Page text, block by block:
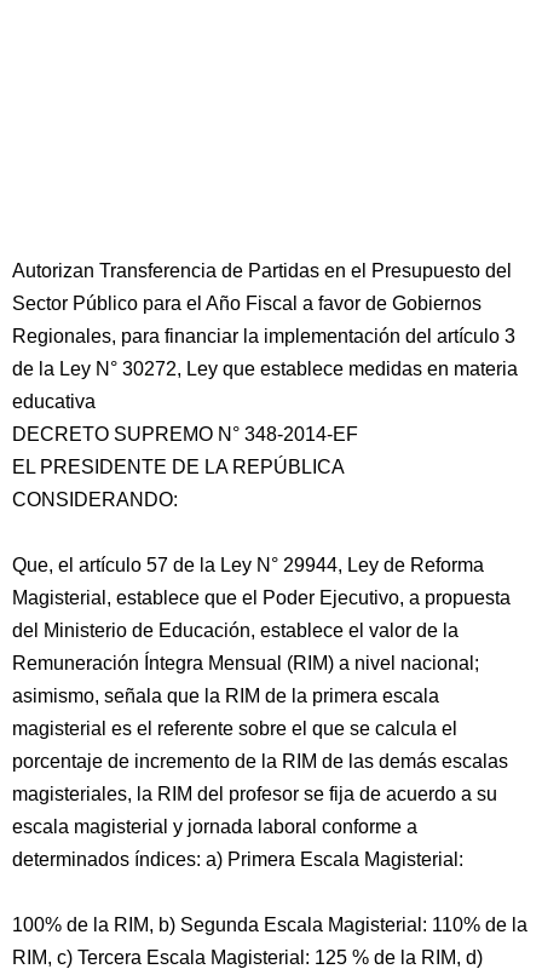
Autorizan Transferencia de Partidas en el Presupuesto del
Sector Público para el Año Fiscal a favor de Gobiernos
Regionales, para financiar la implementación del artículo 3
de la Ley N° 30272, Ley que establece medidas en materia
educativa
DECRETO SUPREMO N° 348-2014-EF
EL PRESIDENTE DE LA REPÚBLICA
CONSIDERANDO:
Que, el artículo 57 de la Ley N° 29944, Ley de Reforma
Magisterial, establece que el Poder Ejecutivo, a propuesta
del Ministerio de Educación, establece el valor de la
Remuneración Íntegra Mensual (RIM) a nivel nacional;
asimismo, señala que la RIM de la primera escala
magisterial es el referente sobre el que se calcula el
porcentaje de incremento de la RIM de las demás escalas
magisteriales, la RIM del profesor se fija de acuerdo a su
escala magisterial y jornada laboral conforme a
determinados índices: a) Primera Escala Magisterial:
100% de la RIM, b) Segunda Escala Magisterial: 110% de la
RIM, c) Tercera Escala Magisterial: 125 % de la RIM, d)